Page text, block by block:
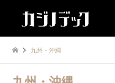
九州・沖縄